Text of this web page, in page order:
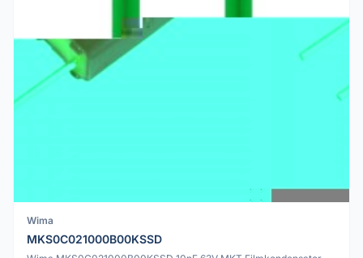
Wima
MKS0C021000B00KSSD